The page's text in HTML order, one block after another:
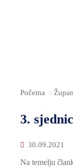
Početna
3.
30.09.2021
Na temelju